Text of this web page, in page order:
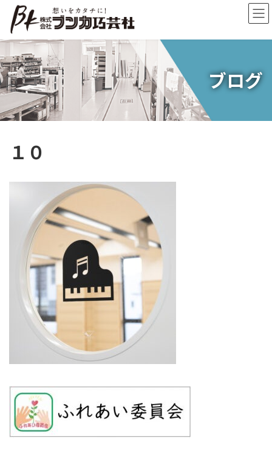
ン
ツ
へ
ス
キ
ッ
プ
ー
シ
ョ
ン
に
移
動
ブログ
１０